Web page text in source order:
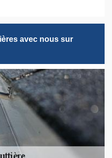
avec nous sur